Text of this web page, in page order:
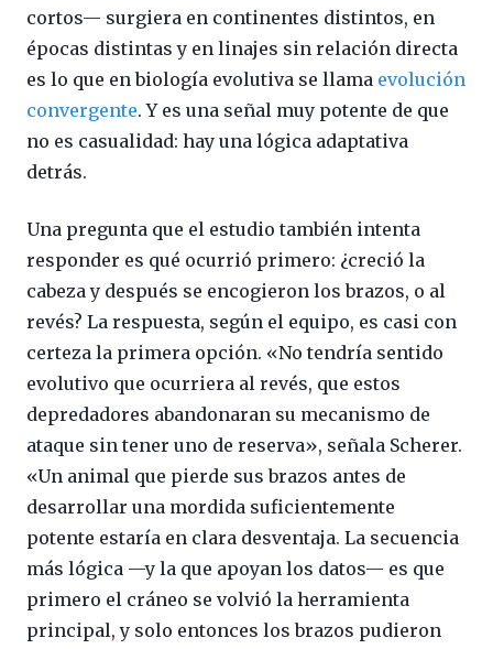
cortos— surgiera en continentes distintos, en
épocas distintas y en linajes sin relación directa
es lo que en biología evolutiva se llama evolución
convergente. Y es una señal muy potente de que
no es casualidad: hay una lógica adaptativa
detrás.
Una pregunta que el estudio también intenta
responder es qué ocurrió primero: ¿creció la
cabeza y después se encogieron los brazos, o al
revés? La respuesta, según el equipo, es casi con
certeza la primera opción. «No tendría sentido
evolutivo que ocurriera al revés, que estos
depredadores abandonaran su mecanismo de
ataque sin tener uno de reserva», señala Scherer.
«Un animal que pierde sus brazos antes de
desarrollar una mordida suficientemente
potente estaría en clara desventaja. La secuencia
más lógica —y la que apoyan los datos— es que
primero el cráneo se volvió la herramienta
principal, y solo entonces los brazos pudieron